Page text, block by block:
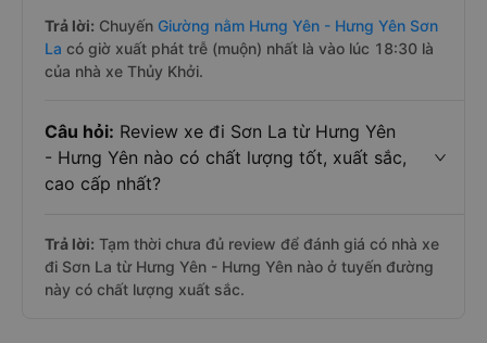
Trả lời: Chuyến Giường nằm Hưng Yên - Hưng Yên Sơn
La có giờ xuất phát trễ (muộn) nhất là vào lúc 18:30 là
của nhà xe Thủy Khởi.
Câu hỏi: Review xe đi Sơn La từ Hưng Yên
- Hưng Yên nào có chất lượng tốt, xuất sắc,
cao cấp nhất?
Trả lời: Tạm thời chưa đủ review để đánh giá có nhà xe
đi Sơn La từ Hưng Yên - Hưng Yên nào ở tuyến đường
này có chất lượng xuất sắc.